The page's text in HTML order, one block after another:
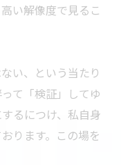
い解像度で見るこ
い、という当たり
て「検証」してゆ
るにつけ、私自身
ります。この場を